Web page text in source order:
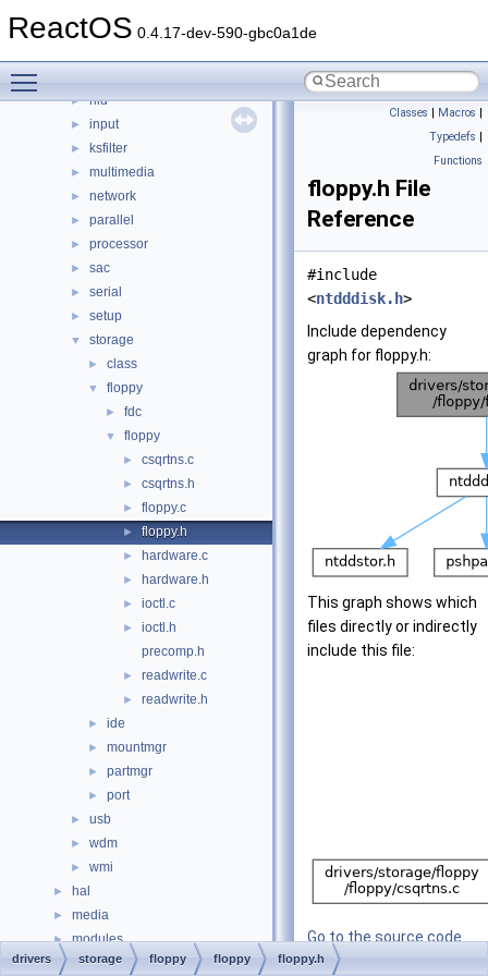
ReactOS 0.4.17-dev-590-gbc0a1de
► crypto
► hid
► input
► ksfilter
► multimedia
► network
► parallel
► processor
► sac
► serial
► setup
▼ storage
► class
▼ floppy
► fdc
▼ floppy
► csqrtns.c
► csqrtns.h
► floppy.c
► floppy.h
► hardware.c
► hardware.h
► ioctl.c
►
ioctl.h
precomp.h
► readwrite.c
► readwrite.h
► ide
► mountmgr
► partmgr
► port
► usb
► wdm
► wmi
► hal
► media
► modules
► ntoskrnl
Classes | Macros |
Typedefs |
Functions
floppy.h File
Reference
#include
<ntdddisk.h>
Include dependency
graph for floppy.h:
This graph shows which
files directly or indirectly
include this file:
Go to the source code
of this file.
drivers storage floppy floppy floppy.h